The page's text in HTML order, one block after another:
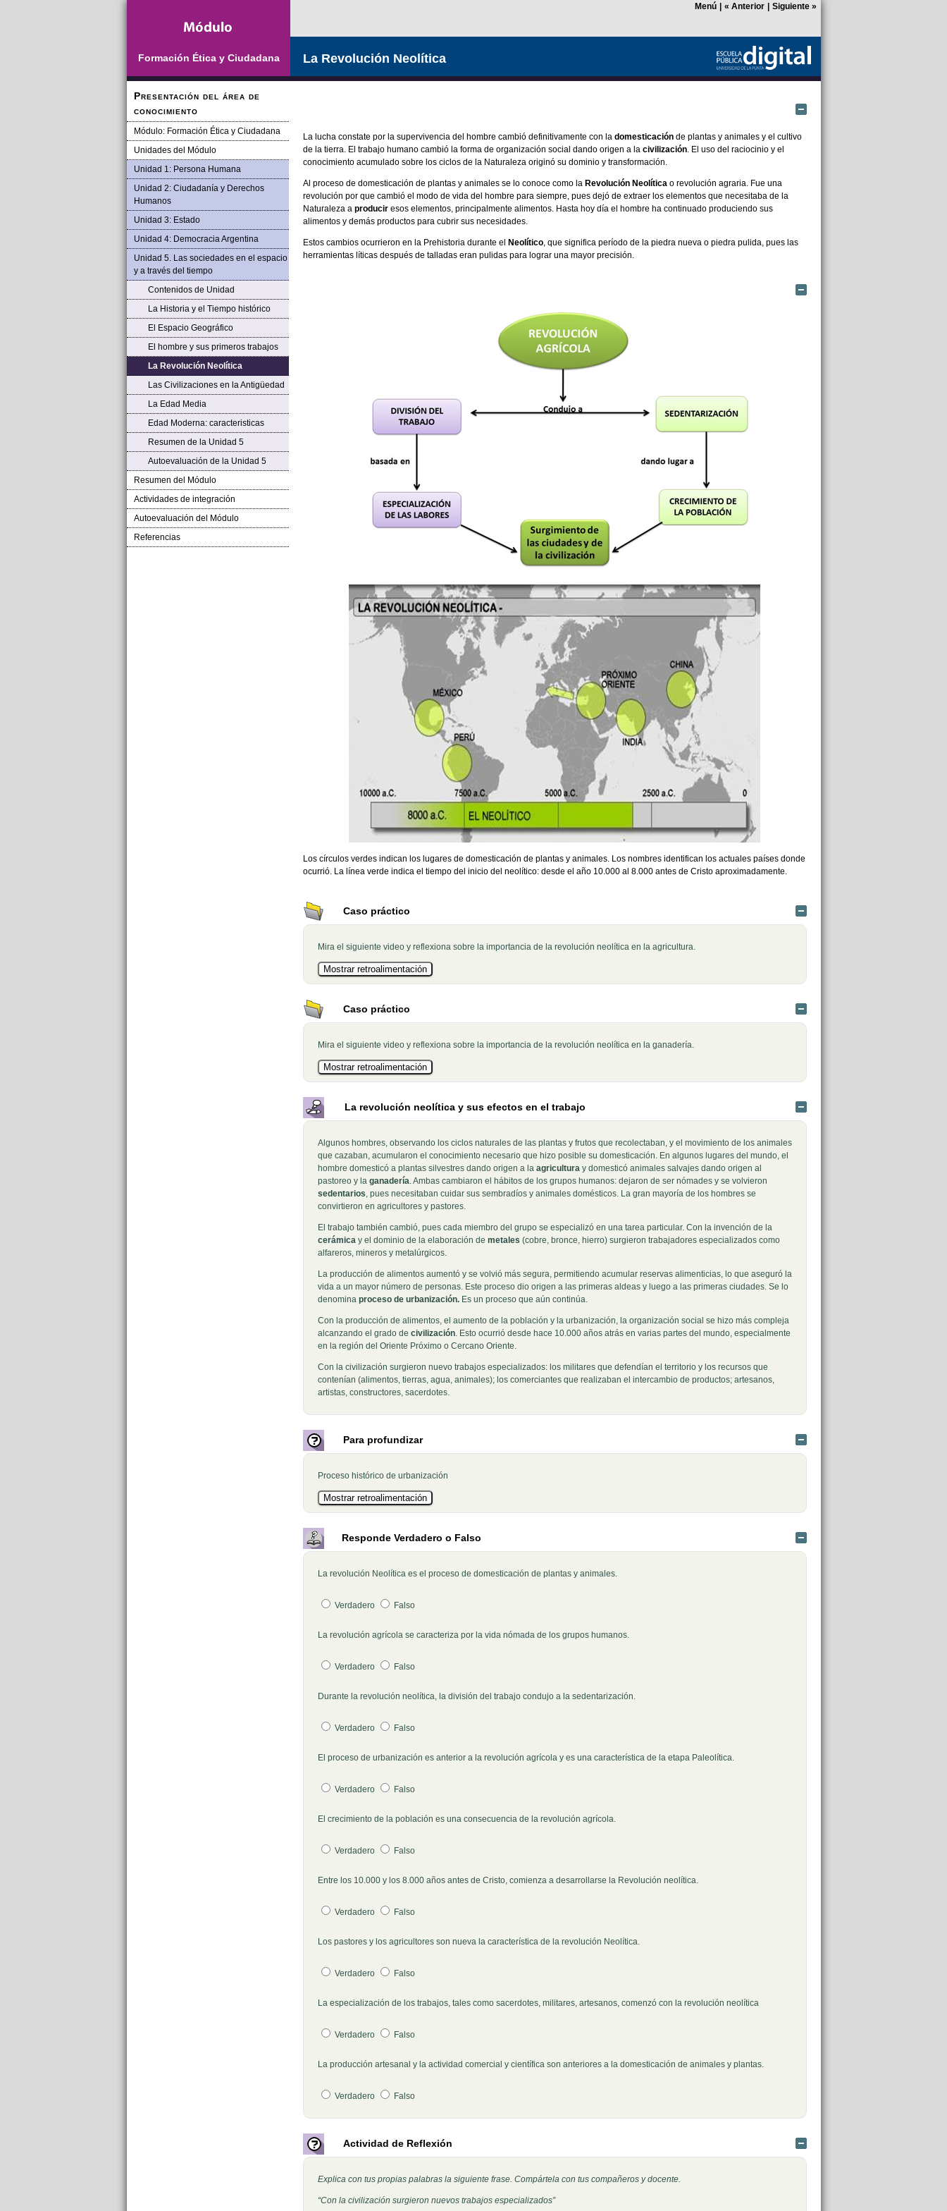
Formación Ética y Ciudadana
Presentación del área de
conocimiento
Módulo: Formación Ética y Ciudadana
Unidades del Módulo
Unidad 1: Persona Humana
Unidad 2: Ciudadanía y Derechos
Humanos
Unidad 3: Estado
Unidad 4: Democracia Argentina
Unidad 5. Las sociedades en el espacio
y a través del tiempo
Contenidos de Unidad
La Historia y el Tiempo histórico
El Espacio Geográfico
El hombre y sus primeros trabajos
La Revolución Neolítica
Las Civilizaciones en la Antigüedad
La Edad Media
Edad Moderna: caracteristicas
Resumen de la Unidad 5
Autoevaluación de la Unidad 5
Resumen del Módulo
Actividades de integración
Autoevaluación del Módulo
Referencias
Menú « Anterior Siguiente»
La Revolución Neolítica
La lucha constate por la supervivencia del hombre cambió definitivamente con la domesticaciónde plantas y animales y el cultivo
de la tierra. El trabajo humano cambió la forma de organización social dando origen a la civilización. El uso del raciocinio y el
conocimiento acumulado sobre los ciclos de la Naturaleza originó su dominio y transformación.
Al proceso de domesticación de plantas y animales se lo conoce como la Revolución Neolíticao revolución agraria. Fue una
revolución por que cambió el modo de vida del hombre para siempre, pues dejó de extraer los elementos que necesitaba de la
Naturaleza a produciresos elementos, principalmente alimentos. Hasta hoy día el hombre ha continuado produciendo sus
alimentos y demás productos para cubrir sus necesidades.
Estos cambios ocurrieron en la Prehistoria durante el Neolítico, que significa período de la piedra nueva o piedra pulida, pues las
herramientas líticas después de talladas eran pulidas para lograr una mayor precisión.
Los círculos verdes indican los lugares de domesticación de plantas y animales. Los nombres identifican los actuales países donde
ocurrió. La línea verde indica el tiempo del inicio del neolítico: desde el año 10.000 al 8.000 antes de Cristo aproximadamente.
Caso práctico
Mira el siguiente video y reflexiona sobre la importancia de la revolución neolítica en la agricultura.
Caso práctico
Mira el siguiente video y reflexiona sobre la importancia de la revolución neolítica en la ganadería.
La revolución neolítica y sus efectos en el trabajo
Algunos hombres, observando los ciclos naturales de las plantas y frutos que recolectaban, y el movimiento de los animales
que cazaban, acumularon el conocimiento necesario que hizo posible su domesticación. En algunos lugares del mundo, el
hombre domesticó a plantas silvestres dando origen a la agriculturay domesticó animales salvajes dando origen al
pastoreo y la ganadería. Ambas cambiaron el hábitos de los grupos humanos: dejaron de ser nómades y se volvieron
sedentarios, pues necesitaban cuidar sus sembradíos y animales domésticos. La gran mayoría de los hombres se
convirtieron en agricultores y pastores.
El trabajo también cambió, pues cada miembro del grupo se especializó en una tarea particular. Con la invención de la
cerámicay el dominio de la elaboración de metales (cobre, bronce, hierro) surgieron trabajadores especializados como
alfareros, mineros y metalúrgicos.
La producción de alimentos aumentó y se volvió más segura, permitiendo acumular reservas alimenticias, lo que aseguró la
vida a un mayor número de personas. Este proceso dio origen a las primeras aldeas y luego a las primeras ciudades. Se lo
denomina proceso de urbanización. Es un proceso que aún continúa.
Con la producción de alimentos, el aumento de la población y la urbanización, la organización social se hizo más compleja
alcanzando el grado de civilización. Esto ocurrió desde hace 10.000 años atrás en varias partes del mundo, especialmente
en la región del Oriente Próximo o Cercano Oriente.
Con la civilización surgieron nuevo trabajos especializados: los militares que defendían el territorio y los recursos que
contenían (alimentos, tierras, agua, animales); los comerciantes que realizaban el intercambio de productos; artesanos,
artistas, constructores, sacerdotes.
Para profundizar
Proceso histórico de urbanización
Responde Verdadero o Falso
Pregunta 1
La revolución Neolítica es el proceso de domesticación de plantas y animales.
Verdadero Falso
Pregunta 2
La revolución agrícola se caracteriza por la vida nómada de los grupos humanos.
Verdadero Falso
Pregunta 3
Durante la revolución neolítica, la división del trabajo condujo a la sedentarización.
Verdadero Falso
Pregunta 4
El proceso de urbanización es anterior a la revolución agrícola y es una característica de la etapa Paleolítica.
Verdadero Falso
Pregunta 5
El crecimiento de la población es una consecuencia de la revolución agrícola.
Verdadero Falso
Pregunta 6
Entre los 10.000 y los 8.000 años antes de Cristo, comienza a desarrollarse la Revolución neolítica.
Verdadero Falso
Pregunta 7
Los pastores y los agricultores son nueva la característica de la revolución Neolítica.
Verdadero Falso
Pregunta 8
La especialización de los trabajos, tales como sacerdotes, militares, artesanos, comenzó con la revolución neolítica
Verdadero Falso
Pregunta 9
La producción artesanal y la actividad comercial y científica son anteriores a la domesticación de animales y plantas.
Verdadero Falso
Actividad de Reflexión
Explica con tus propias palabras la siguiente frase. Compártela con tus compañeros y docente.
“Con la civilización surgieron nuevos trabajos especializados”